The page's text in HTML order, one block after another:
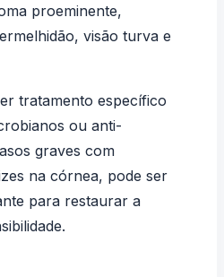
proeminente,
visão turva e
tratamento específico
ou anti-
graves com
na córnea, pode ser
para restaurar a